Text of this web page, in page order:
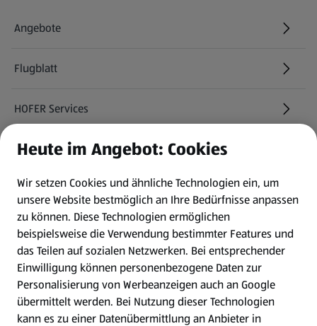
Angebote
Flugblatt
HOFER Services
Newsletter
WhatsApp
Gewinnspiele
Mein HOFER. Meine Einkäufe.
Meine Meinung. Mein HOFER.
Heute im Angebot: Cookies
Wir setzen Cookies und ähnliche Technologien ein, um
unsere Website bestmöglich an Ihre Bedürfnisse anpassen
zu können. Diese Technologien ermöglichen
beispielsweise die Verwendung bestimmter Features und
das Teilen auf sozialen Netzwerken. Bei entsprechender
Einwilligung können personenbezogene Daten zur
Personalisierung von Werbeanzeigen auch an Google
übermittelt werden. Bei Nutzung dieser Technologien
kann es zu einer Datenübermittlung an Anbieter in